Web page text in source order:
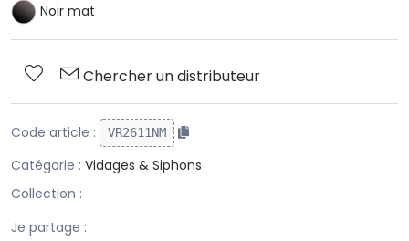
Noir mat
Chercher un distributeur
Code article : VR2611NM
Catégorie : Vidages & Siphons
Collection :
Je partage :